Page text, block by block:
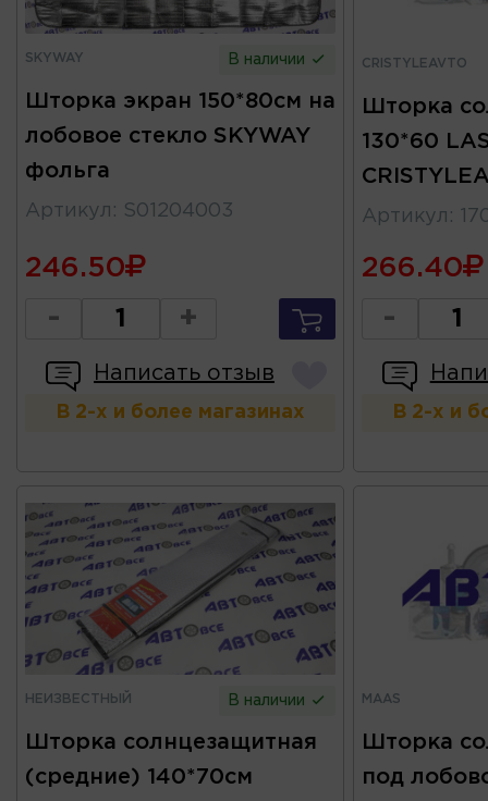
SKYWAY В наличии
Шторка экран 150*80см на
лобовое стекло SKYWAY
фольга
Артикул : S01204003
246.50
- +
Написать отзыв
В 2-х и более магазинах
CRISTYLEAVTO
Шторка
130*60
Артикул :
266.40
-
В 2-х и
НЕИЗВЕСТНЫЙ В наличии
Шторка солнцезащитная
(средние) 140*70см
MAAS
Шторка
под